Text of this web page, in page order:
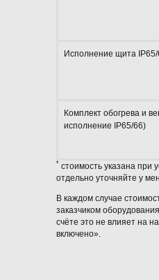
Исполнение щита
Комплект обогрева и
исполнение IP65/66)
* стоимость указана при
отдельно уточняйте у
В каждом случае
заказчиком
счёте это не влияет на
включено».